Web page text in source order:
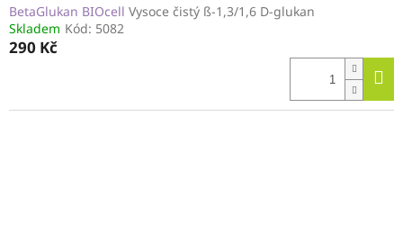
BetaGlukan BIOcell Vysoce čistý ß-1,3/1,6 D-glukan
Skladem Kód: 5082
290 Kč